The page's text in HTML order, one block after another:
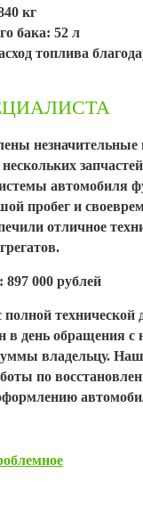
кг
бака: 52 л
топлива
незначительные
автомобиля
пробег и
отличное
000 рублей
технической
в день обращения с
владельцу.
по